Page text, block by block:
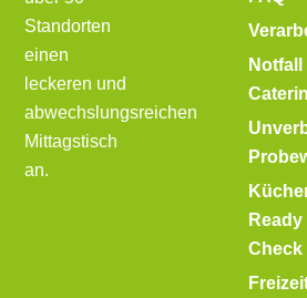
Standorten
einen
leckeren und
abwechslungsreichen
Mittagstisch
an.
Notfall
Ready
Check